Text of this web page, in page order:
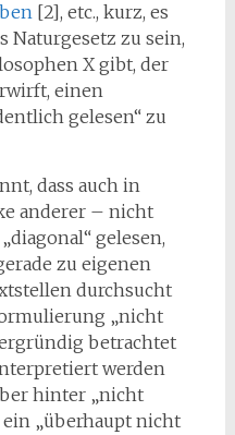
[2], etc., kurz, es
Naturgesetz zu sein,
X gibt, der
einen
gelesen“ zu
dass auch in
anderer – nicht
gelesen,
zu eigenen
durchsucht
„nicht
betrachtet
werden
hinter „nicht
„überhaupt nicht